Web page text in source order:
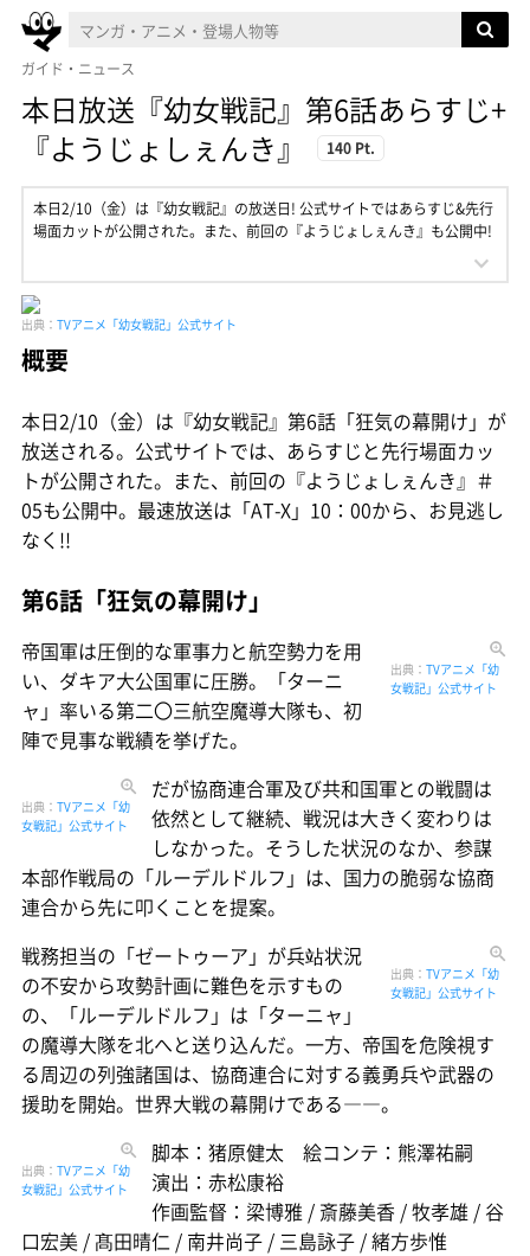
ガイド・ニュース
本日放送『幼女戦記』第6話あらすじ+
『ようじょしぇんき』
140 Pt.
本日2/10（金）は『幼女戦記』の放送日! 公式サイトではあらすじ&先行
場面カットが公開された。また、前回の『ようじょしぇんき』も公開中!
出典： TVアニメ「幼女戦記」公式サイト
概要
本日2/10（金）は『幼女戦記』第6話「狂気の幕開け」が
放送される。公式サイトでは、あらすじと先行場面カッ
トが公開された。また、前回の『ようじょしぇんき』＃
05も公開中。最速放送は「AT-X」10：00から、お見逃し
なく!!
第6話「狂気の幕開け」
出典： TVアニメ「幼
女戦記」公式サイト
帝国軍は圧倒的な軍事力と航空勢力を用
い、ダキア大公国軍に圧勝。「ターニ
ャ」率いる第二〇三航空魔導大隊も、初
陣で見事な戦績を挙げた。
出典： TVアニメ「幼
女戦記」公式サイト
だが協商連合軍及び共和国軍との戦闘は
依然として継続、戦況は大きく変わりは
しなかった。そうした状況のなか、参謀
本部作戦局の「ルーデルドルフ」は、国力の脆弱な協商
連合から先に叩くことを提案。
出典： TVアニメ「幼
女戦記」公式サイト
戦務担当の「ゼートゥーア」が兵站状況
の不安から攻勢計画に難色を示すもの
の、「ルーデルドルフ」は「ターニャ」
の魔導大隊を北へと送り込んだ。一方、帝国を危険視す
る周辺の列強諸国は、協商連合に対する義勇兵や武器の
援助を開始。世界大戦の幕開けである――。
出典： TVアニメ「幼
女戦記」公式サイト
脚本：猪原健太 絵コンテ：熊澤祐嗣
演出：赤松康裕
作画監督：梁博雅 / 斎藤美香 / 牧孝雄 / 谷
口宏美 / 髙田晴仁 / 南井尚子 / 三島詠子 / 緒方歩惟